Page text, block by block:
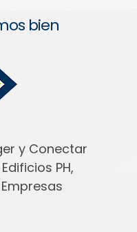
bien
y Conectar
PH,